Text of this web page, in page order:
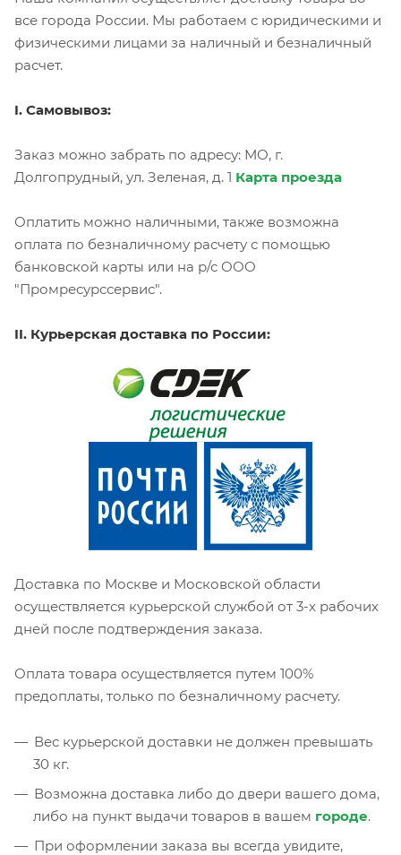
все города России. Мы работаем с юридическими и
физическими лицами за наличный и безналичный
расчет.
I. Самовывоз:
Заказ можно забрать по адресу: МО, г.
Долгопрудный, ул. Зеленая, д. 1 Карта проезда
Оплатить можно наличными, также возможна
оплата по безналичному расчету с помощью
банковской карты или на р/с ООО
"Промресурссервис".
II. Курьерская доставка по России:
Доставка по Москве и Московской области
осуществляется курьерской службой от 3-х рабочих
дней после подтверждения заказа.
Оплата товара осуществляется путем 100%
предоплаты, только по безналичному расчету.
Вес курьерской доставки не должен превышать
30 кг.
Возможна доставка либо до двери вашего дома,
либо на пункт выдачи товаров в вашем городе.
При оформлении заказа вы всегда увидите,